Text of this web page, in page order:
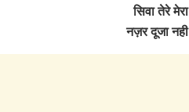
सिवा तेरे
नज़र दूजा